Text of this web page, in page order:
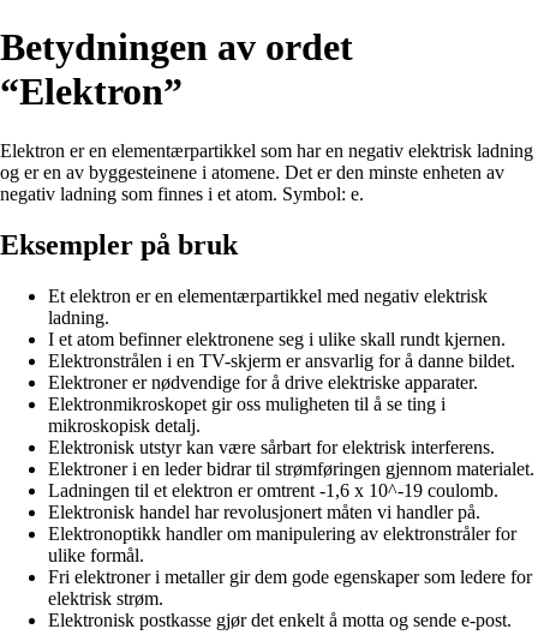
Betydningen av ordet
“Elektron”
Elektron er en elementærpartikkel som har en negativ elektrisk ladning
og er en av byggesteinene i atomene. Det er den minste enheten av
negativ ladning som finnes i et atom. Symbol: e.
Eksempler på bruk
Et elektron er en elementærpartikkel med negativ elektrisk
ladning.
I et atom befinner elektronene seg i ulike skall rundt kjernen.
Elektronstrålen i en TV-skjerm er ansvarlig for å danne bildet.
Elektroner er nødvendige for å drive elektriske apparater.
Elektronmikroskopet gir oss muligheten til å se ting i
mikroskopisk detalj.
Elektronisk utstyr kan være sårbart for elektrisk interferens.
Elektroner i en leder bidrar til strømføringen gjennom materialet.
Ladningen til et elektron er omtrent -1,6 x 10^-19 coulomb.
Elektronisk handel har revolusjonert måten vi handler på.
Elektronoptikk handler om manipulering av elektronstråler for
ulike formål.
Fri elektroner i metaller gir dem gode egenskaper som ledere for
elektrisk strøm.
Elektronisk postkasse gjør det enkelt å motta og sende e-post.